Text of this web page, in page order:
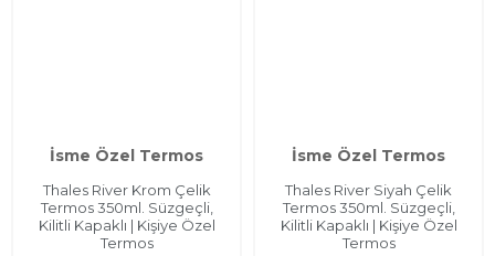
İsme Özel Termos
Thales River Krom Çelik
Termos 350ml. Süzgeçli,
Kilitli Kapaklı | Kişiye Özel
Termos
İsme Özel Termos
Thales River Siyah Çelik
Termos 350ml. Süzgeçli,
Kilitli Kapaklı | Kişiye Özel
Termos